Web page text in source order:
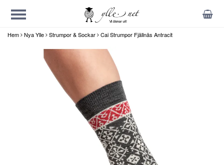
Hem Nya Ylle Strumpor & Sockar Cai Strumpor Fjällnäs Antracit